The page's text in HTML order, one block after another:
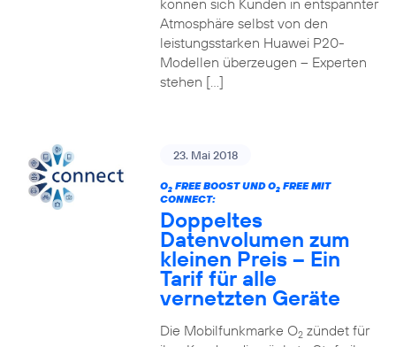
können sich Kunden in entspannter
Atmosphäre selbst von den
leistungsstarken Huawei P20-
Modellen überzeugen – Experten
stehen […]
23. Mai 2018
O2FREE BOOST UND O2FREE MIT
CONNECT:
Doppeltes
Datenvolumen zum
kleinen Preis – Ein
Tarif für alle
vernetzten Geräte
Die Mobilfunkmarke O2zündet für